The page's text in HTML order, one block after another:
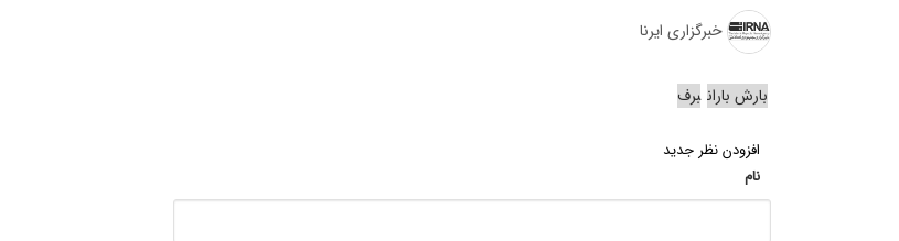
خبرگزاری ایرنا
بارش باران برف
افزودن نظر جدید
نام